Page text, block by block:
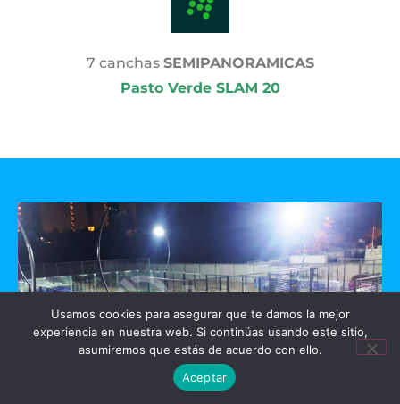
7 canchas SEMIPANORAMICAS
Pasto Verde SLAM 20
Usamos cookies para asegurar que te damos la mejor
experiencia en nuestra web. Si continúas usando este sitio,
asumiremos que estás de acuerdo con ello.
Aceptar